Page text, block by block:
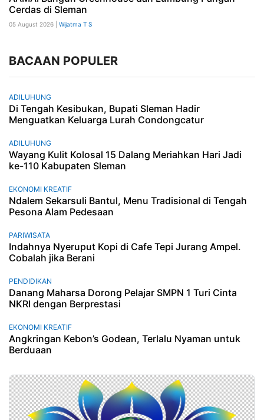
Cerdas di Sleman
05 August 2026 | Wijatma T S
BACAAN POPULER
ADILUHUNG
Di Tengah Kesibukan, Bupati Sleman Hadir
Menguatkan Keluarga Lurah Condongcatur
ADILUHUNG
Wayang Kulit Kolosal 15 Dalang Meriahkan Hari Jadi
ke-110 Kabupaten Sleman
EKONOMI KREATIF
Ndalem Sekarsuli Bantul, Menu Tradisional di Tengah
Pesona Alam Pedesaan
PARIWISATA
Indahnya Nyeruput Kopi di Cafe Tepi Jurang Ampel.
Cobalah jika Berani
PENDIDIKAN
Danang Maharsa Dorong Pelajar SMPN 1 Turi Cinta
NKRI dengan Berprestasi
EKONOMI KREATIF
Angkringan Kebon’s Godean, Terlalu Nyaman untuk
Berduaan